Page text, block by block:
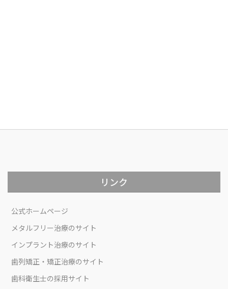
リンク
公式ホームページ
メタルフリー治療のサイト
インプラント治療のサイト
歯列矯正・矯正治療のサイト
歯科衛生士の採用サイト